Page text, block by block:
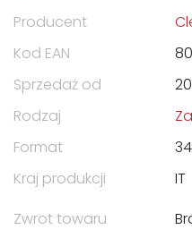
Producent
Kod EAN
Sprzedaż od
Rodzaj
Format
Kraj produkcji
IT
Zwrot towaru